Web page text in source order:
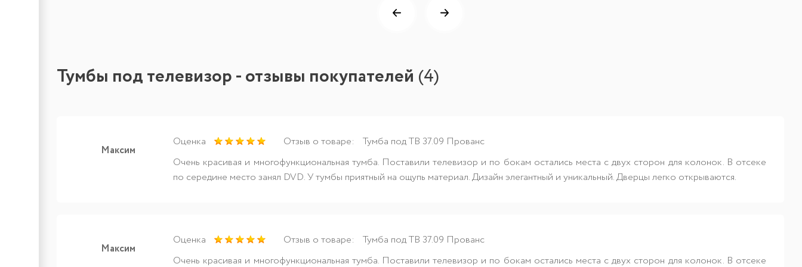
Тумбы под телевизор - отзывы покупателей (4)
Максим
Оценка Отзыв о товаре:
Тумба под ТВ 37.09 Прованс
Очень красивая и многофункциональная тумба. Поставили телевизор и по бокам остались места с двух сторон для колонок. В отсеке
по середине место занял DVD. У тумбы приятный на ощупь материал. Дизайн элегантный и уникальный. Дверцы легко открываются.
Максим
Оценка Отзыв о товаре:
Тумба под ТВ 37.09 Прованс
Очень красивая и многофункциональная тумба. Поставили телевизор и по бокам остались места с двух сторон для колонок. В отсеке